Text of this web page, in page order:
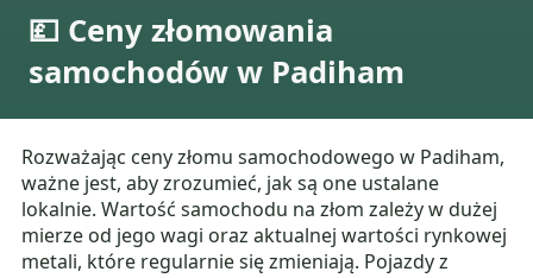
💷 Ceny złomowania
samochodów w Padiham
Rozważając ceny złomu samochodowego w Padiham,
ważne jest, aby zrozumieć, jak są one ustalane
lokalnie. Wartość samochodu na złom zależy w dużej
mierze od jego wagi oraz aktualnej wartości rynkowej
metali, które regularnie się zmieniają. Pojazdy z